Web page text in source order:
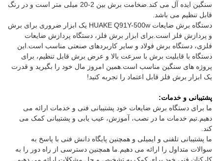
سنگین ایده آل می کند.ضخامت برش بین 2-20 میلی متر است و در رنگ
قابل تنظیم می باشد.
دستگاه برش ضایعات HUAKE Q91Y-500w یک ابزار ضروری برای برش
و پردازش فلز است.برای ابزار برش فلز، دستگاه پردازش ضایعات
فلزی، دستگاه برش فولاد و سایر کاربردهای صنعتی مناسب است.این
دستگاه با قابلیت برش با سرعت بالا و عرض برش قابل تنظیم، برای
پروژه های سنگین مناسب است.همین امروز مال خود را بگیرید و قدرت
یک ابزار برش فلز قابل اعتماد را تجربه کنید!
پشتیبانی و خدمات:
ما برای دستگاه برش ضایعات خود پشتیبانی فنی و خدمات ارائه می
دهیم.تیم خدمات ما در نصب، آموزش، عیب یابی و پشتیبانی کمک می
کند.
ما پشتیبانی تلفنی و ایمیلی و همچنین پایگاه دانش فنی با پاسخ به
سوالات متداول را ارائه می دهیم.ما همچنین دسترسی از راه دور را به